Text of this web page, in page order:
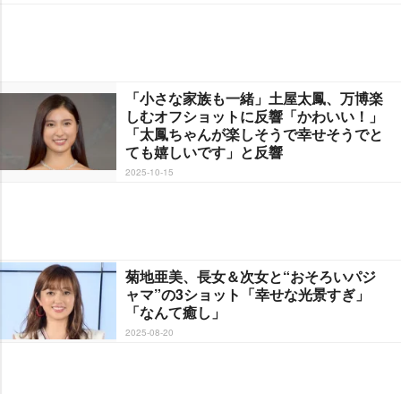
「小さな家族も一緒」土屋太鳳、万博楽
しむオフショットに反響「かわいい！」
「太鳳ちゃんが楽しそうで幸せそうでと
ても嬉しいです」と反響
2025-10-15
菊地亜美、長女＆次女と“おそろいパジ
ャマ”の3ショット「幸せな光景すぎ」
「なんて癒し」
2025-08-20